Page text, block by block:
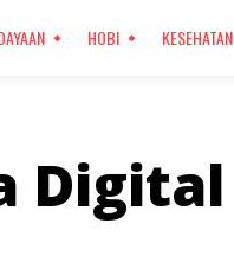
HOBI KESEHATAN
Digital